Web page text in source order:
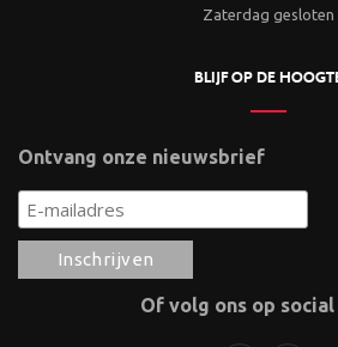
Zaterdag gesloten
BLIJF OP DE
Ontvang onze nieuwsbrief
Of volg ons op